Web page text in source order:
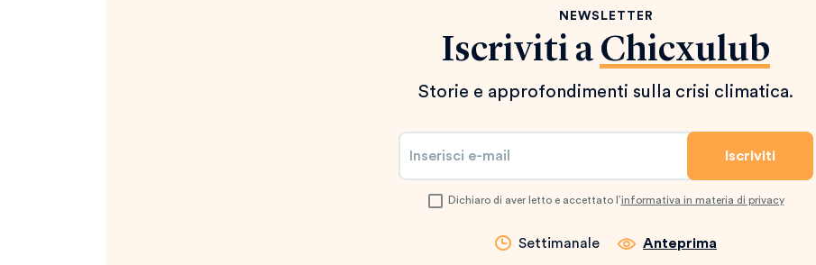
NEWSLETTER
Iscriviti a Chicxulub
Storie e approfondimenti sulla crisi climatica.
Dichiaro di aver letto e accettato l’informativa in materia di privacy
Settimanale Anteprima